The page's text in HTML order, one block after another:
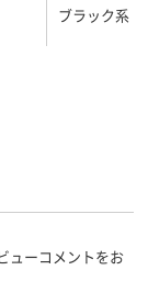
ブラック系
ューコメントをお